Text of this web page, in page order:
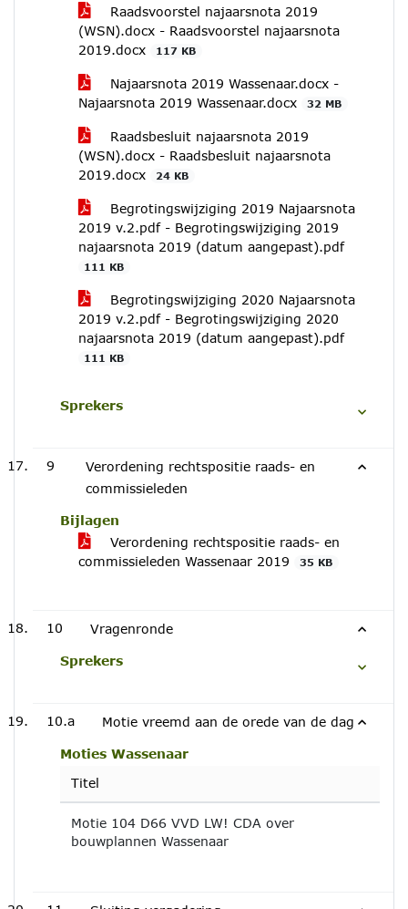
Raadsvoorstel najaarsnota 2019
(WSN).docx - Raadsvoorstel najaarsnota
2019.docx
117 KB
Najaarsnota 2019 Wassenaar.docx -
Najaarsnota 2019 Wassenaar.docx
32 MB
Raadsbesluit najaarsnota 2019
(WSN).docx - Raadsbesluit najaarsnota
2019.docx
24 KB
Begrotingswijziging 2019 Najaarsnota
2019 v.2.pdf - Begrotingswijziging 2019
najaarsnota 2019 (datum aangepast).pdf
111 KB
Begrotingswijziging 2020 Najaarsnota
2019 v.2.pdf - Begrotingswijziging 2020
najaarsnota 2019 (datum aangepast).pdf
111 KB
Sprekers
9
Verordening rechtspositie raads- en
commissieleden
Bijlagen
Verordening rechtspositie raads- en
commissieleden Wassenaar 2019
35 KB
10 Vragenronde
Sprekers
10.a Motie vreemd aan de orede van de dag
Moties Wassenaar
Titel
Motie 104 D66 VVD LW! CDA over
bouwplannen Wassenaar